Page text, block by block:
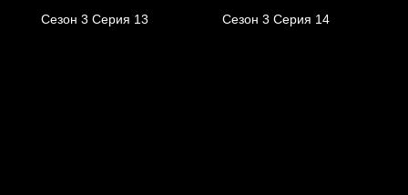
Сезон 3 Серия 13 Сезон 3 Серия 14